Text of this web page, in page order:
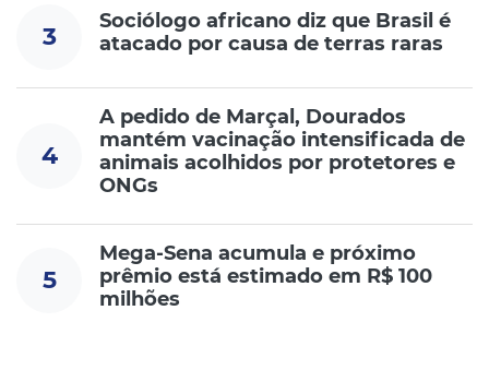
3
Sociólogo africano diz que Brasil é
atacado por causa de terras raras
4
A pedido de Marçal, Dourados
mantém vacinação intensificada de
animais acolhidos por protetores e
ONGs
5
Mega-Sena acumula e próximo
prêmio está estimado em R$ 100
milhões